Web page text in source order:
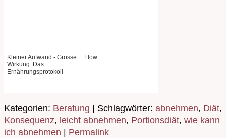
Kleiner Aufwand - Grosse
Wirkung: Das
Ernährungsprotokoll
Flow
Kategorien: Beratung | Schlagwörter: abnehmen, Diät,
Konsequenz, leicht abnehmen, Portionsdiät, wie kann
ich abnehmen
Permalink